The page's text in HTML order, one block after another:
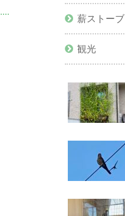
薪ストーブ
観光